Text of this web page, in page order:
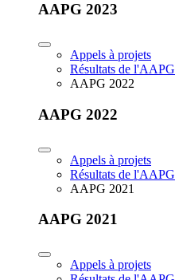
AAPG 2023
Appels à projets
Résultats de l'AAPG
AAPG 2022
AAPG 2022
Appels à projets
Résultats de l'AAPG
AAPG 2021
AAPG 2021
Appels à projets